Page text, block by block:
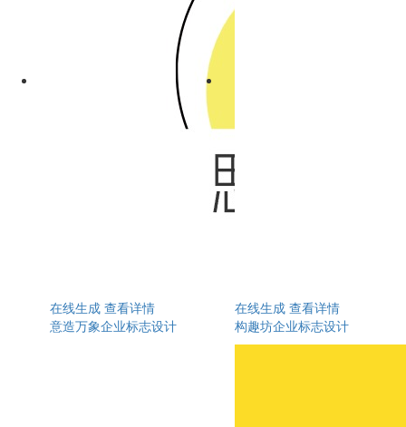
在线生成 查看详情
意造万象企业标志设计
在线生成 查看详情
构趣坊企业标志设计